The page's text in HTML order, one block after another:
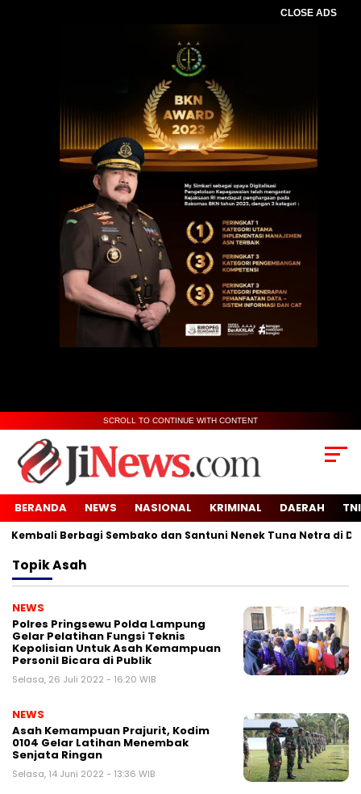
CLOSE ADS
SCROLL TO CONTINUE WITH CONTENT
BERANDA NEWS NASIONAL KRIMINAL DAERAH
Berbagi Sembako dan Santuni Nenek Tuna Netra di
TopikAsah
NEWS
Polres Pringsewu Polda Lampung
Gelar Pelatihan Fungsi Teknis
Kepolisian Untuk Asah Kemampuan
Personil Bicara di Publik
Selasa, 26 Juli 2022 - 16:20 WIB
NEWS
Asah Kemampuan Prajurit, Kodim
0104 Gelar Latihan Menembak
Senjata Ringan
Selasa, 14 Juni 2022 - 13:36 WIB